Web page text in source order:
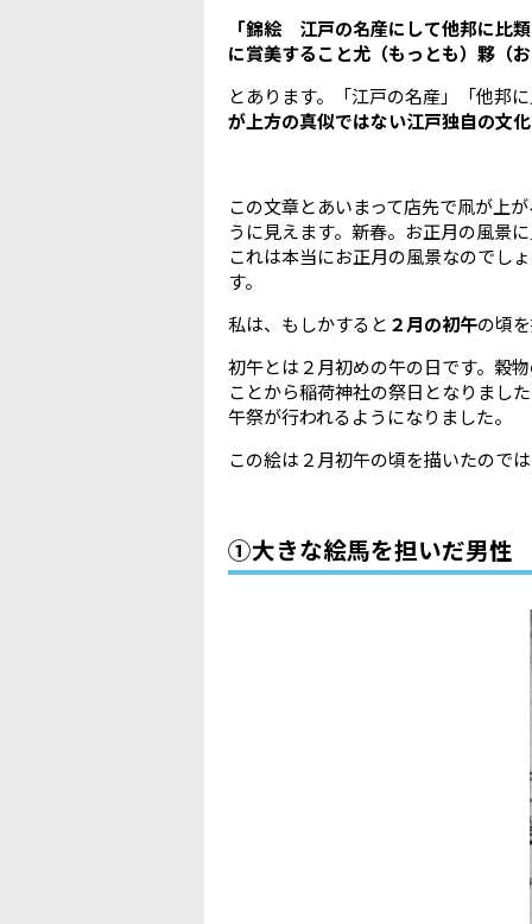
「錦絵 江戸の名産にして他邦に比
に賞美すること尤（もっとも）夥（
とあります。「江戸の名産」「他邦
が上方の真似ではない江戸独自の文
この文章とあいまって店先で凧が上
うに見えます。新春。お正月の風景
これは本当にお正月の風景なのでし
す。
私は、もしかすると ２月の初午の頃
初午とは２月初めの午の日です。穀
ことから稲荷神社の祭日となりまし
午祭が行われるようになりました。
この絵は２月初午の頃を描いたので
①大きな絵馬を担いだ男性